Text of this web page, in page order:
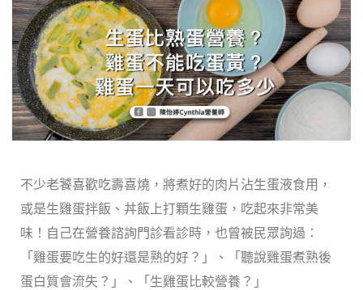
不少老饕喜歡吃壽喜燒，將煮好的肉片沾生蛋液食用，
或是生雞蛋拌飯、丼飯上打顆生雞蛋，吃起來非常美
味！自己在營養諮詢門診看診時，也曾被民眾詢過：
「雞蛋要吃生的好還是熟的好？」、「聽說雞蛋煮熟後
蛋白質會流失？」、「生雞蛋比較營養？」